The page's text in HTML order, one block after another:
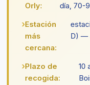
Orly:
día, 70-
Estación
más
cercana:
D) —
Plazo de
recogida:
10